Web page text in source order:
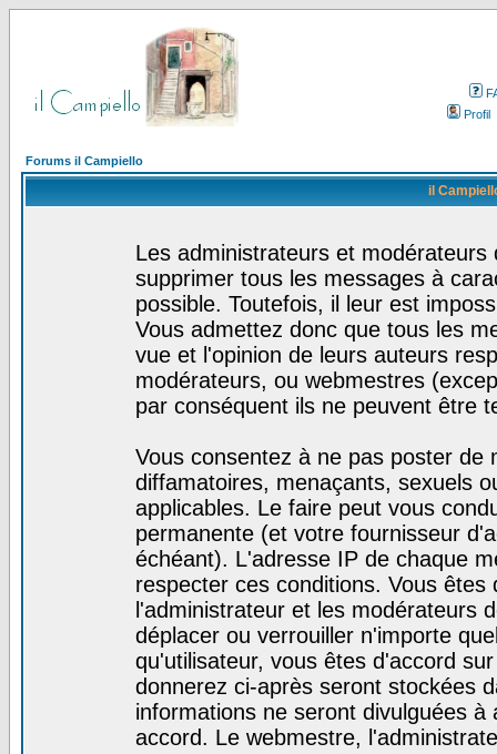
Profil
Forums il Campiello
il
Les administrateurs et
supprimer tous les messages à
possible. Toutefois, il leur est
Vous admettez donc que tous les
vue et l'opinion de leurs auteurs
modérateurs, ou webmestres
par conséquent ils ne peuvent être
Vous consentez à ne pas poster de
diffamatoires, menaçants, sexuels
applicables. Le faire peut vous
permanente (et votre fournisseur
échéant). L'adresse IP de chaque
respecter ces conditions. Vous
l'administrateur et les modérateurs
déplacer ou verrouiller n'importe
qu'utilisateur, vous êtes d'accord
donnerez ci-après seront stockées
informations ne seront divulguées
accord. Le webmestre,